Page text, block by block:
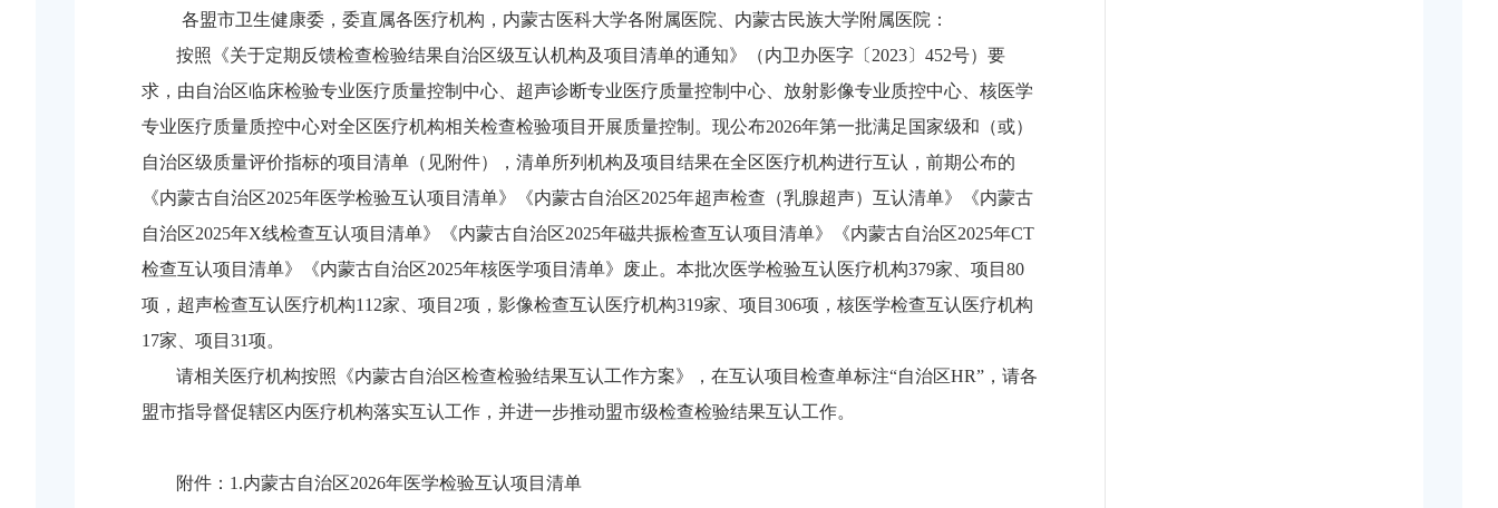
各盟市卫生健康委，委直属各医疗机构，内蒙古医科大学各附属医院、内蒙古民族大学附属医院：
按照《关于定期反馈检查检验结果自治区级互认机构及项目清单的通知》（内卫办医字〔 2023〕452号）要
求，由自治区临床检验专业医疗质量控制中心、超声诊断专业医疗质量控制中心、放射影像专业质控中心、核医学
专业医疗质量质控中心对全区医疗机构相关检查检验项目开展质量控制。现公布2026年第一批满足国家级和（或）
自治区级质量评价指标的项目清单（见附件），清单所列机构及项目结果在全区医疗机构进行互认，前期公布的
《内蒙古自治区2025年医学检验互认项目清单》《内蒙古自治区2025年超声检查（乳腺超声）互认清单》《内蒙古
自治区2025年X线检查互认项目清单》《内蒙古自治区2025年磁共振检查互认项目清单》《内蒙古自治区2025年CT
检查互认项目清单》《内蒙古自治区2025年核医学项目清单》废止。本批次医学检验互认医疗机构379家、项目80
项，超声检查互认医疗机构112家、项目2项，影像检查互认医疗机构319家、项目306项，核医学检查互认医疗机构
17家、项目31项。
请相关医疗机构按照《内蒙古自治区检查检验结果互认工作方案》，在互认项目检查单标注“自治区HR”，请各
盟市指导督促辖区内医疗机构落实互认工作，并进一步推动盟市级检查检验结果互认工作。
附件： 1.内蒙古自治区2026年医学检验互认项目清单